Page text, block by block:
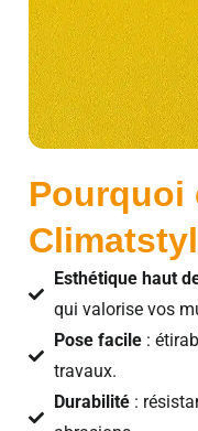
Pourquoi
Esthétique haut
qui valorise vos
Pose facile:
travaux.
Durabilité: